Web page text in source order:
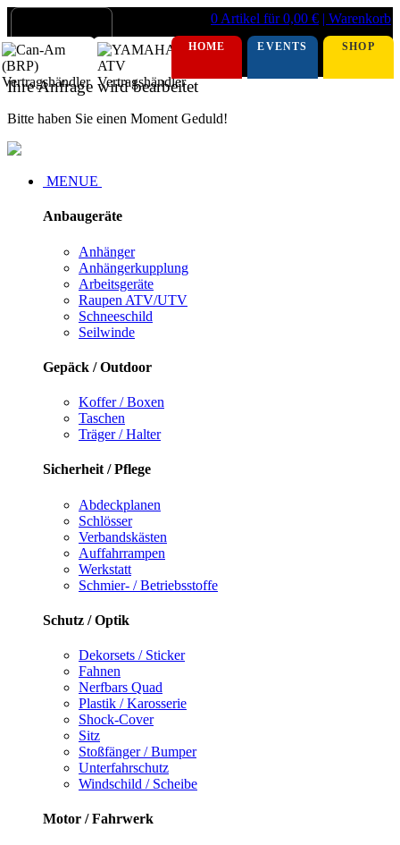
0 Artikel für 0,00 € | Warenkorb
HOME EVENTS SHOP
Ihre Anfrage wird bearbeitet
Bitte haben Sie einen Moment Geduld!
MENUE
Anbaugeräte
Anhänger
Anhängerkupplung
Arbeitsgeräte
Raupen ATV/UTV
Schneeschild
Seilwinde
Gepäck / Outdoor
Koffer / Boxen
Taschen
Träger / Halter
Sicherheit / Pflege
Abdeckplanen
Schlösser
Verbandskästen
Auffahrrampen
Werkstatt
Schmier- / Betriebsstoffe
Schutz / Optik
Dekorsets / Sticker
Fahnen
Nerfbars Quad
Plastik / Karosserie
Shock-Cover
Sitz
Stoßfänger / Bumper
Unterfahrschutz
Windschild / Scheibe
Motor / Fahrwerk